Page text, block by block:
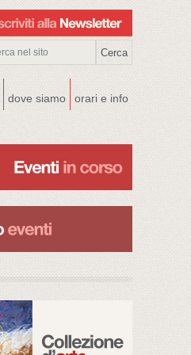
dove siamo orari e info